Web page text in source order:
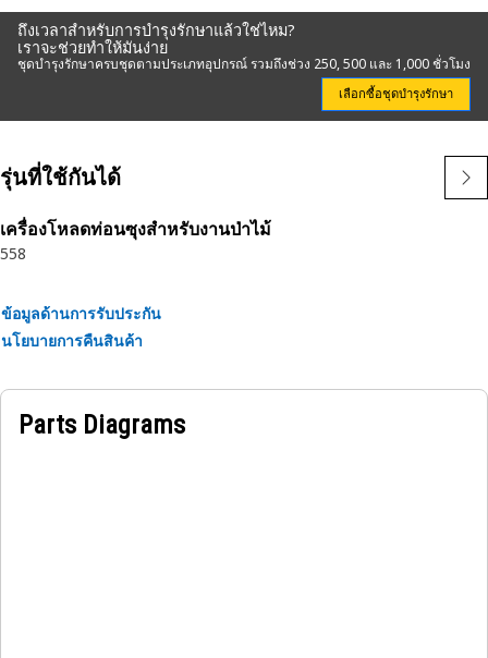
รักษาระยะการจีบไว้อย่างแน่นหนาด้วยเม็ดอะคริลิกเพื่อป้องกัน
การยุบรวมกันและให้พื้นผิวการกรองสูงสุดตลอดอายุการใช้งาน
ของกรอง นอกจากนี้ ซีลในตัวยังช่วยให้แน่ใจได้ถึงการแยกกัน
เครื่องจักรของคุณ แต่บริษัทอื่นๆ ก็ไม่รู้จักอุปกรณ์ของคุณเหมือน
กับเรา เนื่องจากผลิตภัณฑ์สำหรับการบำรุงรักษาของ Cat ได้รับ
การออกแบบและผลิตโดยบริษัท เดียวกันกับที่ผลิตเครื่องจักรของ
คุณ คุณจึงสามารถวางใจได้ว่าไส้กรองของเราจะมีความพอดีและ
ติดต่อตัวแทนจำหน่าย Caterpillar ในพื้นที่ของคุณหรือค้นหาโดย
ใช้หมายเลขชิ้นส่วนแบบอเนกประสงค์ที่
คุณลักษณะ:
กรองไฮดรอลิกและระบบเกียร์ชนิดประสิทธิภาพสูง Cat มีระดับ
ถึงเวลาสำหรับการบำรุงรักษาแล้วใช่ไหม?
เราจะช่วยทำให้มันง่าย
ชุดบำรุงรักษาครบชุดตามประเภทอุปกรณ์ รวมถึงช่วง 250, 500 และ 1,000 ชั่วโมง
เลือกซื้อชุดบำรุงรักษา
รุ่นที่ใช้กันได้
เครื่องโหลดท่อนซุงสำหรับงานป่าไม้
558
ข้อมูลด้านการรับประกัน
นโยบายการคืนสินค้า
Parts Diagrams